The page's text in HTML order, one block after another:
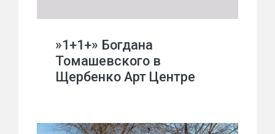
»1+1+» Богдана
Томашевского в
Щербенко Арт Центре